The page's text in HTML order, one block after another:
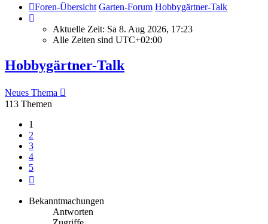
Foren-Übersicht Garten-Forum Hobbygärtner-Talk
Aktuelle Zeit: Sa 8. Aug 2026, 17:23
Alle Zeiten sind UTC+02:00
Hobbygärtner-Talk
Neues Thema
113 Themen
1
2
3
4
5
Bekanntmachungen
Antworten